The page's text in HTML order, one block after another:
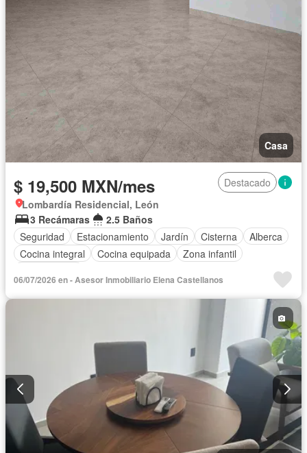
Casa
$ 19,500 MXN/mes
Destacado
Lombardía Residencial, León
3 Recámaras
2.5 Baños
Seguridad
Estacionamiento Jardín Cisterna
Alberca
Cocina integral
Cocina equipada
Zona infantil
06/07/2026 en - Asesor Inmobiliario Elena Castellanos